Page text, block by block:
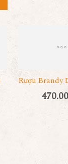
Rượu Brandy